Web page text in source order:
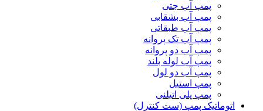
پمپ آب جتی
پمپ آب بشقابی
پمپ آب طبقاتی
پمپ آب تک پروانه
پمپ آب دو پروانه
پمپ آب لوله بلند
پمپ آب دو لول
پمپ استیل
پمپ پلی اتیلنی
اتوماتیک پمپ (ست کنترل)